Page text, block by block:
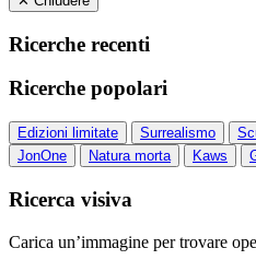
Ricerche recenti
Ricerche popolari
Edizioni limitate Surrealismo
JonOne
Natura morta Kaws
Ricerca visiva
Carica un’immagine per trovare